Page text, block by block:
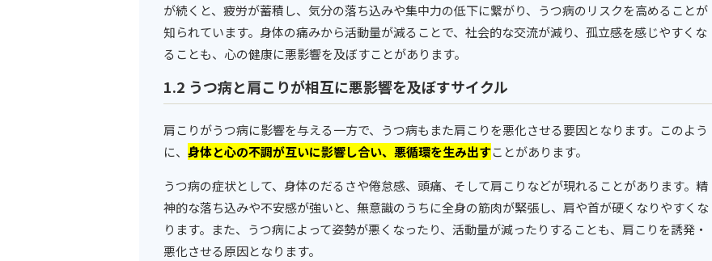
が続くと、疲労が蓄積し、気分の落ち込みや集中力の低下に繋がり、うつ病のリスクを高めることが
知られています。身体の痛みから活動量が減ることで、社会的な交流が減り、孤立感を感じやすくな
ることも、心の健康に悪影響を及ぼすことがあります。
1.2 うつ病と肩こりが相互に悪影響を及ぼすサイクル
肩こりがうつ病に影響を与える一方で、うつ病もまた肩こりを悪化させる要因となります。このよう
に、 身体と心の不調が互いに影響し合い、悪循環を生み出すことがあります。
うつ病の症状として、身体のだるさや倦怠感、頭痛、そして肩こりなどが現れることがあります。精
神的な落ち込みや不安感が強いと、無意識のうちに全身の筋肉が緊張し、肩や首が硬くなりやすくな
ります。また、うつ病によって姿勢が悪くなったり、活動量が減ったりすることも、肩こりを誘発・
悪化させる原因となります。